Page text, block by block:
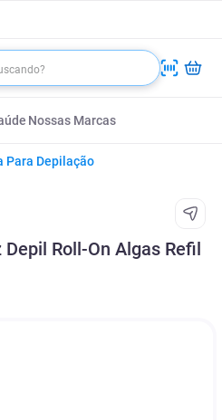
Nossas Marcas
Para Depilação
Roll-On Algas Refil